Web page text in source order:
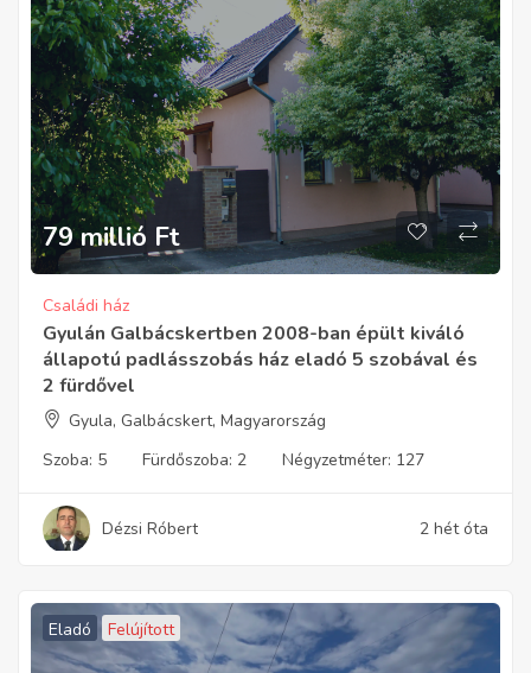
79 millió Ft
Családi ház
Gyulán Galbácskertben 2008-ban épült kiváló
állapotú padlásszobás ház eladó 5 szobával és
2 fürdővel
Gyula, Galbácskert, Magyarország
Szoba: 5 Fürdőszoba: 2 Négyzetméter: 127
Dézsi Róbert 2 hét óta
Eladó Felújított